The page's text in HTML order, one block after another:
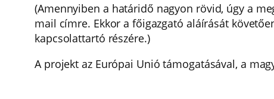
(Amennyiben a határidő nagyon rövid, úgy a
mail címre. Ekkor a főigazgató aláírását
kapcsolattartó részére.)
A projekt az Európai Unió támogatásával, a